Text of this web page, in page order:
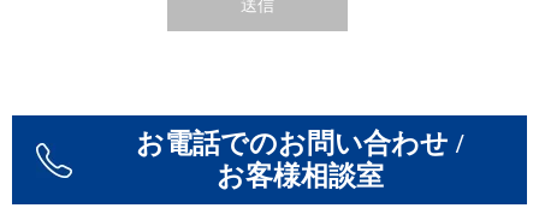
お電話でのお問い合わせ /
お客様相談室